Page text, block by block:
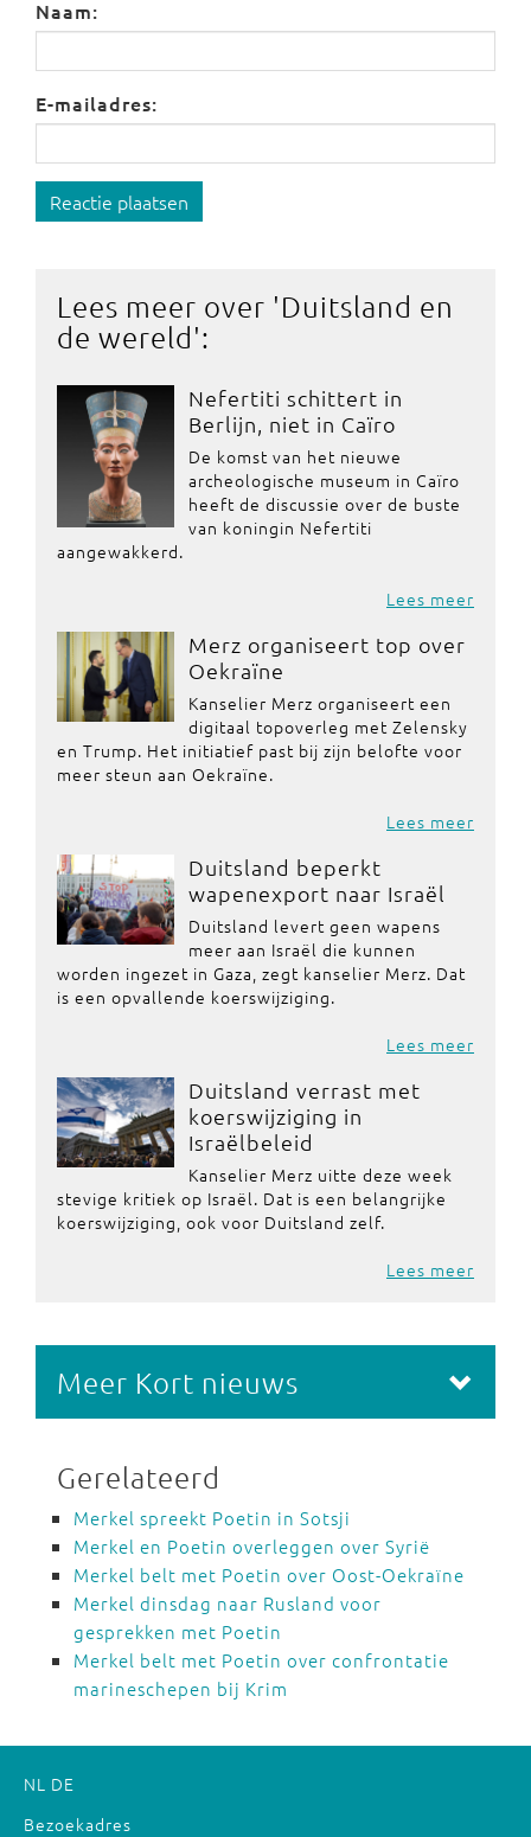
Naam:
E-mailadres:
Reactie plaatsen
Lees meer over 'Duitsland en
de wereld':
Nefertiti schittert in
Berlijn, niet in Caïro
De komst van het nieuwe
archeologische museum in Caïro
heeft de discussie over de buste
van koningin Nefertiti
aangewakkerd.
Lees meer
Merz organiseert top over
Oekraïne
Kanselier Merz organiseert een
digitaal topoverleg met Zelensky
en Trump. Het initiatief past bij zijn belofte voor
meer steun aan Oekraïne.
Lees meer
Duitsland beperkt
wapenexport naar Israël
Duitsland levert geen wapens
meer aan Israël die kunnen
worden ingezet in Gaza, zegt kanselier Merz. Dat
is een opvallende koerswijziging.
Lees meer
Duitsland verrast met
koerswijziging in
Israëlbeleid
Kanselier Merz uitte deze week
stevige kritiek op Israël. Dat is een belangrijke
koerswijziging, ook voor Duitsland zelf.
Lees meer
Meer Kort nieuws
Gerelateerd
Merkel spreekt Poetin in Sotsji
Merkel en Poetin overleggen over Syrië
Merkel belt met Poetin over Oost-Oekraïne
Merkel dinsdag naar Rusland voor
gesprekken met Poetin
Merkel belt met Poetin over confrontatie
marineschepen bij Krim
NL DE
Bezoekadres